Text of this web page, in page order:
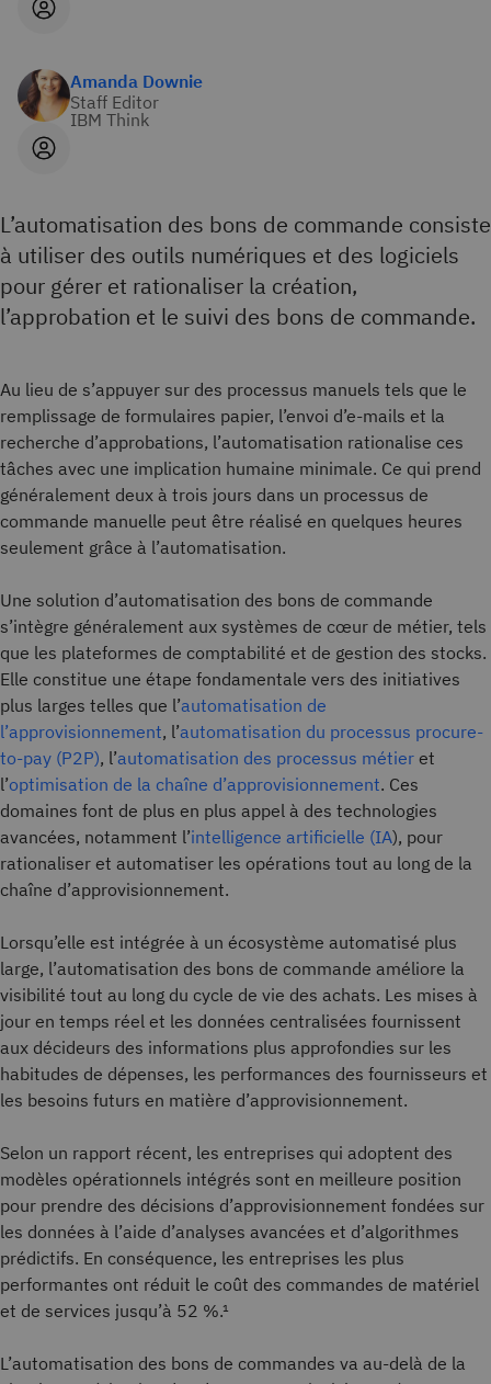
Amanda Downie
Staff Editor
IBM Think
L’automatisation des bons de commande consiste
à utiliser des outils numériques et des logiciels
pour gérer et rationaliser la création,
l’approbation et le suivi des bons de commande.
Au lieu de s’appuyer sur des processus manuels tels que le
remplissage de formulaires papier, l’envoi d’e-mails et la
recherche d’approbations, l’automatisation rationalise ces
tâches avec une implication humaine minimale. Ce qui prend
généralement deux à trois jours dans un processus de
commande manuelle peut être réalisé en quelques heures
seulement grâce à l’automatisation.
Une solution d’automatisation des bons de commande
s’intègre généralement aux systèmes de cœur de métier, tels
que les plateformes de comptabilité et de gestion des stocks.
Elle constitue une étape fondamentale vers des initiatives
plus larges telles que l’automatisation de
l’approvisionnement, l’automatisation du processus procure-
to-pay (P2P), l’automatisation des processus métier et
l’optimisation de la chaîne d’approvisionnement. Ces
domaines font de plus en plus appel à des technologies
avancées, notamment l’intelligence artificielle (IA), pour
rationaliser et automatiser les opérations tout au long de la
chaîne d’approvisionnement.
Lorsqu’elle est intégrée à un écosystème automatisé plus
large, l’automatisation des bons de commande améliore la
visibilité tout au long du cycle de vie des achats. Les mises à
jour en temps réel et les données centralisées fournissent
aux décideurs des informations plus approfondies sur les
habitudes de dépenses, les performances des fournisseurs et
les besoins futurs en matière d’approvisionnement.
Selon un rapport récent, les entreprises qui adoptent des
modèles opérationnels intégrés sont en meilleure position
pour prendre des décisions d’approvisionnement fondées sur
les données à l’aide d’analyses avancées et d’algorithmes
prédictifs. En conséquence, les entreprises les plus
performantes ont réduit le coût des commandes de matériel
et de services jusqu’à 52 %.¹
L’automatisation des bons de commandes va au-delà de la